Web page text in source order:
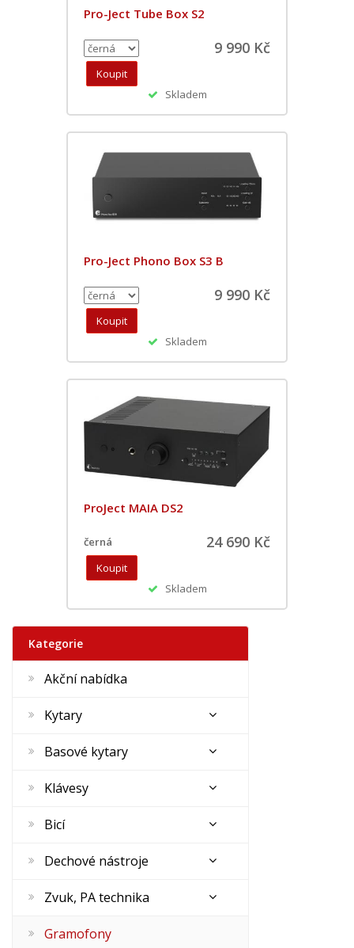
Pro-Ject Tube Box S2
9 990 Kč
Skladem
Pro-Ject Phono Box S3 B
9 990 Kč
Skladem
ProJect MAIA DS2
černá 24 690 Kč
Skladem
Kategorie
Akční nabídka
Kytary
Basové kytary
Klávesy
Bicí
Dechové nástroje
Zvuk, PA technika
Gramofony